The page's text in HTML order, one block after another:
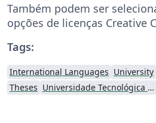
Também podem ser
opções de licenças Creative
Tags:
International Languages University
Theses
Universidade Tecnológica Federal do Paraná (UTFPR)